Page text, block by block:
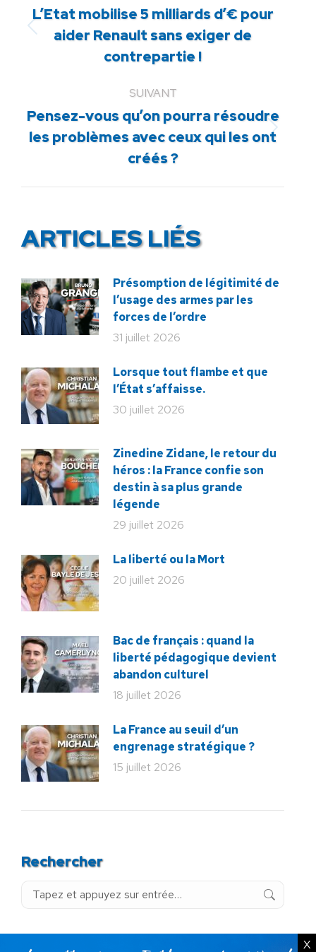
Article
précédent
:
L’Etat mobilise 5 milliards d’€ pour
aider Renault sans exiger de
contrepartie !
SUIVANT
Article
suivant
:
Pensez-vous qu’on pourra résoudre
les problèmes avec ceux qui les ont
créés ?
ARTICLES LIÉS
Présomption de légitimité de
l’usage des armes par les
forces de l’ordre
31 juillet 2026
Lorsque tout flambe et que
l’État s’affaisse.
30 juillet 2026
Zinedine Zidane, le retour du
héros : la France confie son
destin à sa plus grande
légende
29 juillet 2026
La liberté ou la Mort
20 juillet 2026
Bac de français : quand la
liberté pédagogique devient
abandon culturel
18 juillet 2026
La France au seuil d’un
engrenage stratégique ?
15 juillet 2026
Rechercher
Recherche
X